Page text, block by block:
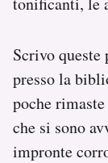
Scrivo
presso la
poche
che si sono
impronte